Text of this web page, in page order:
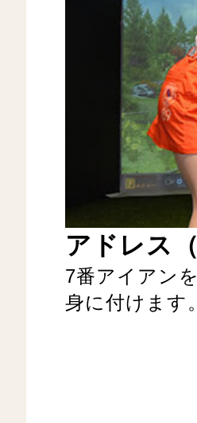
アドレス
7番アイアン
身に付けます。